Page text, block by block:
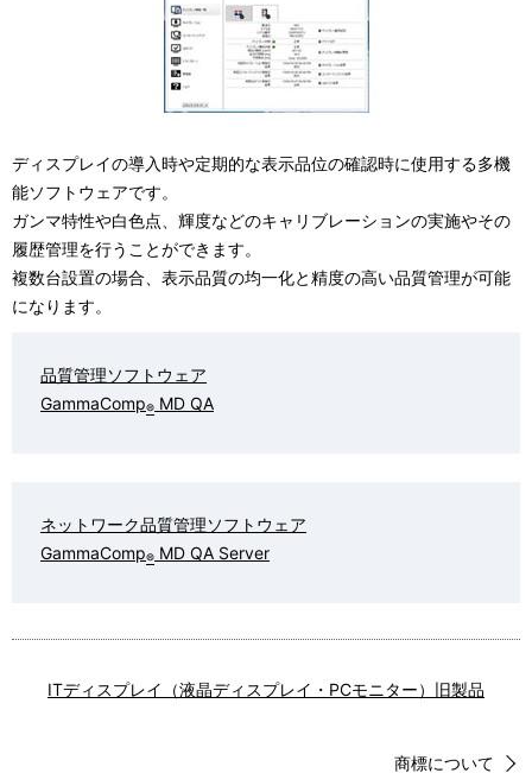
ディスプレイの導入時や定期的な表示品位の確認時に使用する多機
能ソフトウェアです。
ガンマ特性や白色点、輝度などのキャリブレーションの実施やその
履歴管理を行うことができます。
複数台設置の場合、表示品質の均一化と精度の高い品質管理が可能
になります。
品質管理ソフトウェア
GammaComp® MD QA
ネットワーク品質管理ソフトウェア
GammaComp® MD QA Server
ITディスプレイ（液晶ディスプレイ・PCモニター）旧製品
商標について